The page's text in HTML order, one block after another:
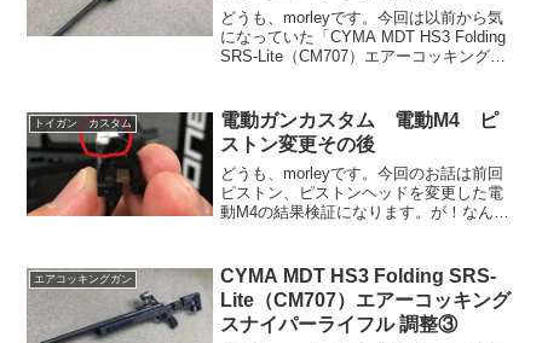
どうも、morleyです。今回は以前から気
になっていた「CYMA MDT HS3 Folding
SRS-Lite（CM707）エアーコッキングス
かというとこのMDT（...
トイガン カスタム
電動ガンカスタム 電動M4 ピ
ストン変更その後
どうも、morleyです。今回のお話は前回
ピストン、ピストンヘッドを変更した電
動M4の結果検証になります。が！なんと
ん、ゲーム前のシューティングレンジに
て弾道は確認し...
エアコッキングガン
CYMA MDT HS3 Folding SRS-
Lite（CM707）エアーコッキング
スナイパーライフル 調整③